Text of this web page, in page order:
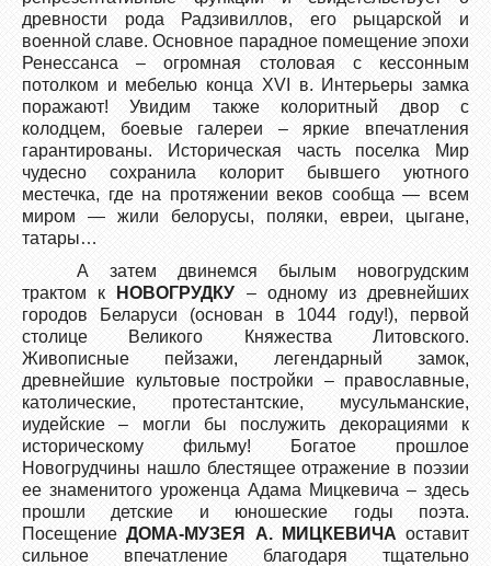
древности рода Радзивиллов, его рыцарской и
военной славе. Основное парадное помещение эпохи
Ренессанса – огромная столовая с кессонным
потолком и мебелью конца XVI в. Интерьеры замка
поражают! Увидим также колоритный двор с
колодцем, боевые галереи – яркие впечатления
гарантированы. Историческая часть поселка Мир
чудесно сохранила колорит бывшего уютного
местечка, где на протяжении веков сообща — всем
миром — жили белорусы, поляки, евреи, цыгане,
татары…
А затем двинемся былым новогрудским
трактом к
НОВОГРУДКУ – одному из древнейших
городов Беларуси (основан в 1044 году!), первой
столице Великого Княжества Литовского.
Живописные пейзажи, легендарный замок,
древнейшие культовые постройки – православные,
католические, протестантские, мусульманские,
иудейские – могли бы послужить декорациями к
историческому фильму! Богатое прошлое
Новогрудчины нашло блестящее отражение в поэзии
ее знаменитого уроженца Адама Мицкевича – здесь
прошли детские и юношеские годы поэта.
ПосещениеДОМА-МУЗЕЯ А.МИЦКЕВИЧА оставит
сильное впечатление благодаря тщательно